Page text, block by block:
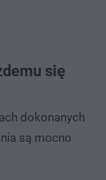
się
dokonanych
są mocno